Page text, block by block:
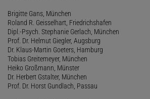
Brigitte Gans, München
Roland R. Geisselhart, Friedrichshafen
Dipl.-Psych. Stephanie Gerlach, München
Prof. Dr. Helmut Giegler, Augsburg
Dr. Klaus-Martin Goeters, Hamburg
Tobias Greitemeyer, München
Heiko Großmann, Münster
Dr. Herbert Gstalter, München
Prof. Dr. Horst Gundlach, Passau